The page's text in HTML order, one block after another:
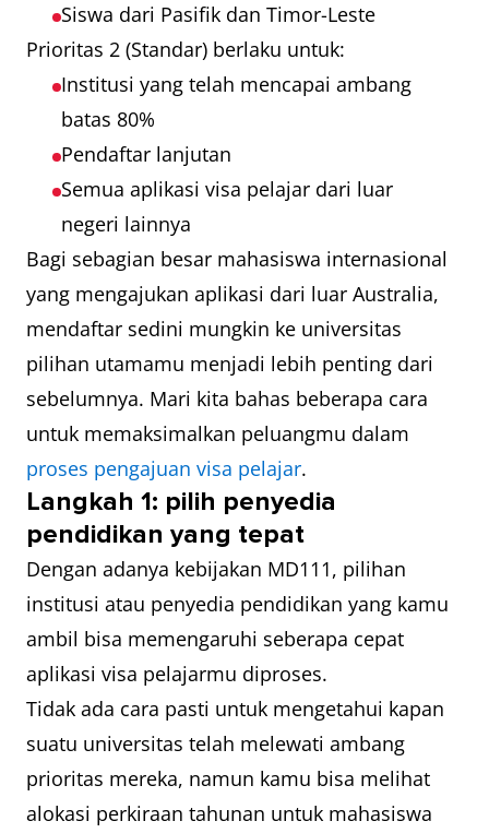
Siswa dari Pasifik dan Timor-Leste
Prioritas 2 (Standar) berlaku untuk:
Institusi yang telah mencapai ambang
batas 80%
Pendaftar lanjutan
Semua aplikasi visa pelajar dari luar
negeri lainnya
Bagi sebagian besar mahasiswa internasional
yang mengajukan aplikasi dari luar Australia,
mendaftar sedini mungkin ke universitas
pilihan utamamu menjadi lebih penting dari
sebelumnya. Mari kita bahas beberapa cara
untuk memaksimalkan peluangmu dalam
proses pengajuan visa pelajar.
Langkah 1: pilih penyedia
pendidikan yang tepat
Dengan adanya kebijakan MD111, pilihan
institusi atau penyedia pendidikan yang kamu
ambil bisa memengaruhi seberapa cepat
aplikasi visa pelajarmu diproses.
Tidak ada cara pasti untuk mengetahui kapan
suatu universitas telah melewati ambang
prioritas mereka, namun kamu bisa melihat
alokasi perkiraan tahunan untuk mahasiswa